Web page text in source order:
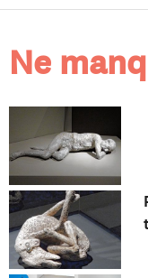
Ne